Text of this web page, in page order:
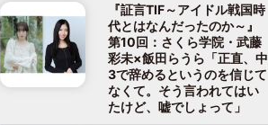
『証言TIF～アイドル戦国時
代とはなんだったのか～』
第10回：さくら学院・武藤
彩未×飯田らうら「正直、中
3で辞めるというのを信じて
なくて。そう言われてはい
たけど、嘘でしょって」